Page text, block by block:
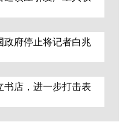
政府停止将记者白兆
书店，进一步打击表